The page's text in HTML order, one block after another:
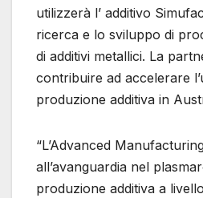
utilizzerà l’ additivo
ricerca e lo sviluppo di
di additivi metallici. La
contribuire ad accelerare
produzione additiva in
“L’Advanced
all’avanguardia nel
produzione additiva a